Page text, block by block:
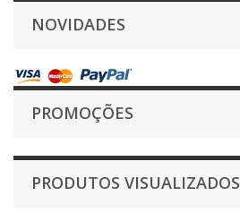
NOVIDADES
PROMOÇÕES
PRODUTOS VISUALIZADOS